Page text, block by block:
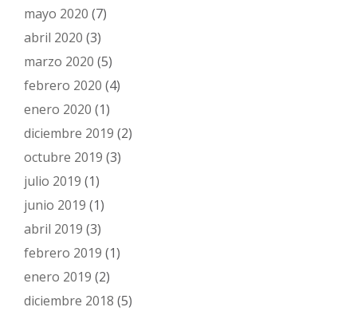
mayo 2020 (7)
abril 2020 (3)
marzo 2020 (5)
febrero 2020 (4)
enero 2020 (1)
diciembre 2019 (2)
octubre 2019 (3)
julio 2019 (1)
junio 2019 (1)
abril 2019 (3)
febrero 2019 (1)
enero 2019 (2)
diciembre 2018 (5)